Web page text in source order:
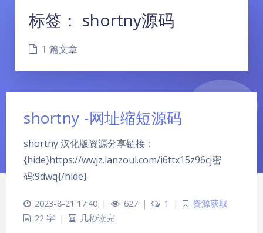
标签： shortny源码
1 篇文章
shortny -网址缩短源码
shortny 汉化版资源分享链接：
{hide}https://wwjz.lanzoul.com/i6ttx15z96cj密
码:9dwq{/hide}
2023-8-21 17:40 | 627 | 1 |
资源获取
22 字 | 几秒读完